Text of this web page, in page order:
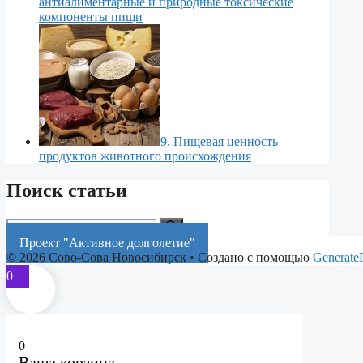
компоненты пищи
9. Пищевая ценность
продуктов животного происхождения
Поиск статьи
Поиск:
Проект "Активное долголетие"
© 2026 Сово-Сова Новосибирск • Создано с помощью
0
0